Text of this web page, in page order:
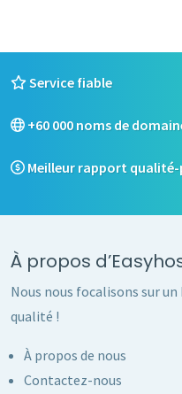
Service fiable
+60 000 noms de
Meilleur rapport
À propos
Nous nous focalisons sur
qualité !
À propos de nous
Contactez-nous